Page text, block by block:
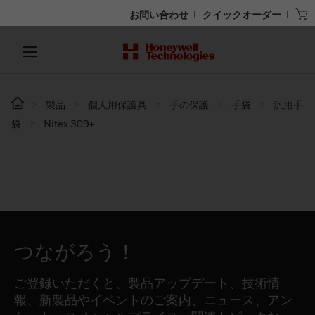
お問い合わせ クイックオーダー
製品 個人用保護具 手の保護 手袋
汎用手
袋
Nitex 309+
つながろう！
ご登録いただくと、製品アップデート、技術情
報、新製品やイベントのご案内、ニュース、アン